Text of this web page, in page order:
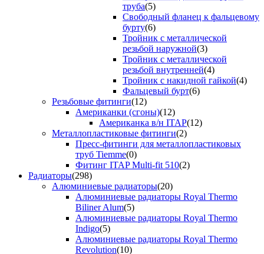
труба(5)
Свободный фланец к фальцевому
бурту(6)
Тройник с металлической
резьбой наружной(3)
Тройник с металлической
резьбой внутренней(4)
Тройник с накидной гайкой(4)
Фальцевый бурт(6)
Резьбовые фитинги(12)
Американки (сгоны)(12)
Американка в/н ITAP(12)
Металлопластиковые фитинги(2)
Пресс-фитинги для металлопластиковых
труб Tiemme(0)
Фитинг ITAP Multi-fit 510(2)
Радиаторы(298)
Алюминиевые радиаторы(20)
Алюминиевые радиаторы Royal Thermo
Biliner Alum(5)
Алюминиевые радиаторы Royal Thermo
Indigo(5)
Алюминиевые радиаторы Royal Thermo
Revolution(10)